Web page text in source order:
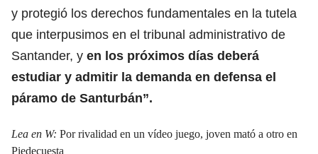
y protegió los derechos fundamentales en la tutela
que interpusimos en el tribunal administrativo de
Santander, y en los próximos días deberá
estudiar y admitir la demanda en defensa el
páramo de Santurbán”.
Lea en W: Por rivalidad en un vídeo juego, joven mató a otro en
Piedecuesta